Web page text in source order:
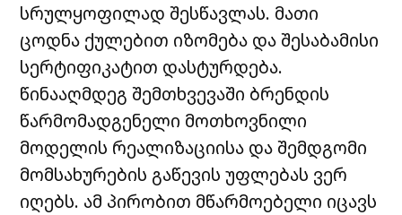
სრულყოფილად შესწავლას. მათი
ცოდნა ქულებით იზომება და შესაბამისი
სერტიფიკატით დასტურდება.
წინააღმდეგ შემთხვევაში ბრენდის
წარმომადგენელი მოთხოვნილი
მოდელის რეალიზაციისა და შემდგომი
მომსახურების გაწევის უფლებას ვერ
იღებს. ამ პირობით მწარმოებელი იცავს